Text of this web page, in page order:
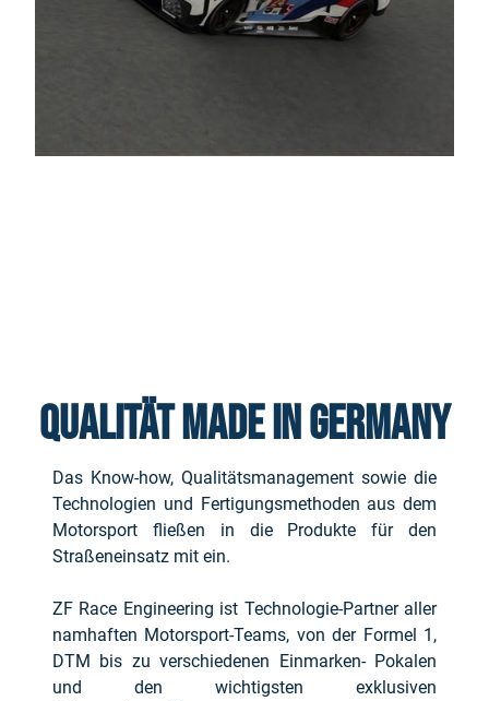
Qualität Made in Germany
Das Know-how, Qualitätsmanagement sowie die
Technologien und Fertigungsmethoden aus dem
Motorsport fließen in die Produkte für den
Straßeneinsatz mit ein.
ZF Race Engineering ist Technologie-Partner aller
namhaften Motorsport-Teams, von der Formel 1,
DTM bis zu verschiedenen Einmarken- Pokalen
und den wichtigsten exklusiven